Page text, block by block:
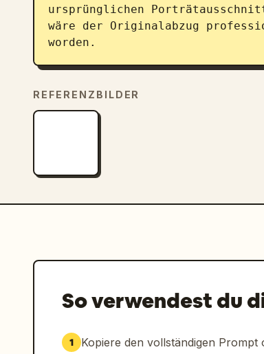
ursprünglichen
wäre der Originalabzug
worden.
REFERENZBILDER
So verwendest du
1 Kopiere den vollständigen Prompt